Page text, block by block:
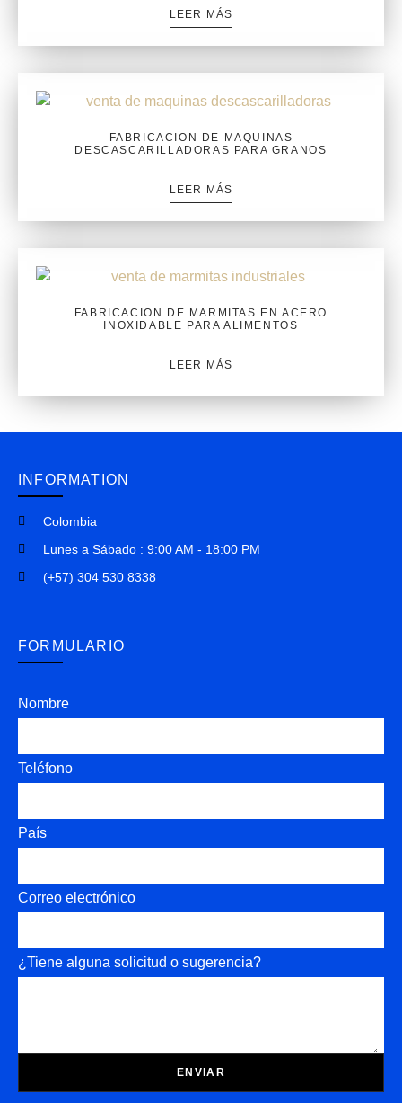
LEER MÁS
FABRICACION DE MAQUINAS
DESCASCARILLADORAS PARA GRANOS
LEER MÁS
FABRICACION DE MARMITAS EN ACERO
INOXIDABLE PARA ALIMENTOS
LEER MÁS
INFORMATION
Colombia
Lunes a Sábado : 9:00 AM - 18:00 PM
(+57) 304 530 8338
FORMULARIO
Nombre
Teléfono
País
Correo electrónico
¿Tiene alguna solicitud o sugerencia?
ENVIAR